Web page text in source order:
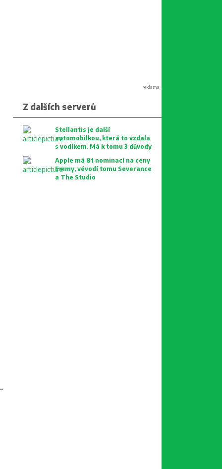
reklama
Z dalších serverů
Stellantis je další
automobilkou, která to vzdala
s vodíkem. Má k tomu 3 důvody
Apple má 81 nominací na ceny
Emmy, vévodí tomu Severance
a The Studio